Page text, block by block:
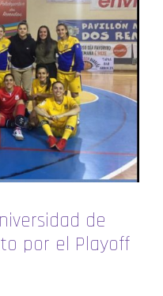
de
por el Playoff